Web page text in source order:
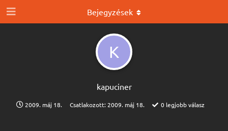
K
kapuciner
2009. máj 18. Csatlakozott: 2009. máj 18. 0legjobb válasz
Bejegyzések